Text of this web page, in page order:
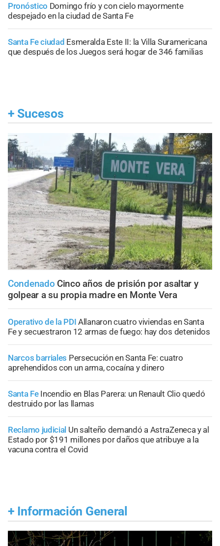
Pronóstico Domingo frío y con cielo mayormente
despejado en la ciudad de Santa Fe
Santa Fe ciudad Esmeralda Este II: la Villa Suramericana
que después de los Juegos será hogar de 346 familias
+ Sucesos
Condenado Cinco años de prisión por asaltar y
golpear a su propia madre en Monte Vera
Operativo de la PDI Allanaron cuatro viviendas en Santa
Fe y secuestraron 12 armas de fuego: hay dos detenidos
Narcos barriales Persecución en Santa Fe: cuatro
aprehendidos con un arma, cocaína y dinero
Santa Fe Incendio en Blas Parera: un Renault Clio quedó
destruido por las llamas
Reclamo judicial Un salteño demandó a AstraZeneca y al
Estado por $191 millones por daños que atribuye a la
vacuna contra el Covid
+ Información General